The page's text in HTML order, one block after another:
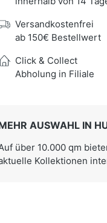
Versandkostenfrei
ab 150€ Bestellwert
Click & Collect
Abholung in Filiale
AUSWAHL IN
über 10.000 qm
Kollektionen